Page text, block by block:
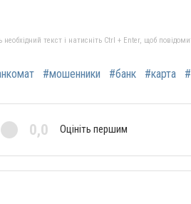
текст і натисніть Ctrl + Enter, щоб
#мошенники #банк #карта
0,0 Оцініть першим